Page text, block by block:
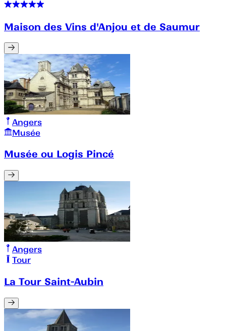
Maison des Vins d'Anjou et de Saumur
Angers
Musée
Musée ou Logis Pincé
Angers
Tour
La Tour Saint-Aubin